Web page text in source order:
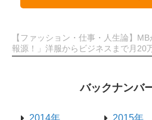
【ファッション・仕事・人生論】
報源！」洋服からビジネスまで月20
バックナンバ
2014年 2015年